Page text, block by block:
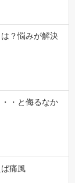
は？悩みが解決
・と侮るなか
ば痛風